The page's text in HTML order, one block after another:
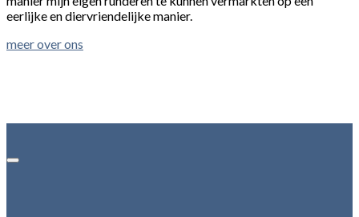
eerlijke en diervriendelijke manier.
meer over ons